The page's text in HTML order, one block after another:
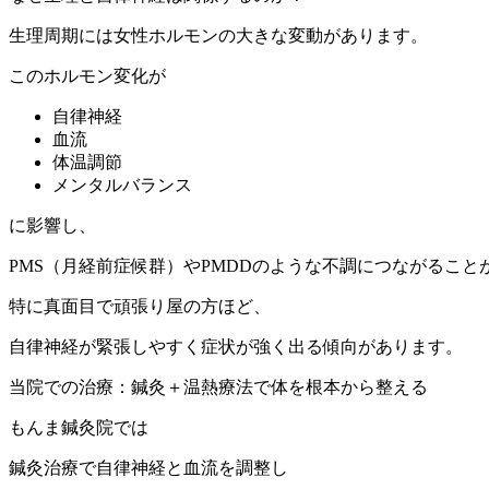
生理周期には女性ホルモンの大きな変動があります。
このホルモン変化が
自律神経
血流
体温調節
メンタルバランス
に影響し、
PMS（月経前症候群）やPMDDのような不調につながること
特に真面目で頑張り屋の方ほど、
自律神経が緊張しやすく症状が強く出る傾向があります。
当院での治療：鍼灸＋温熱療法で体を根本から整える
もんま鍼灸院では
鍼灸治療で自律神経と血流を調整し